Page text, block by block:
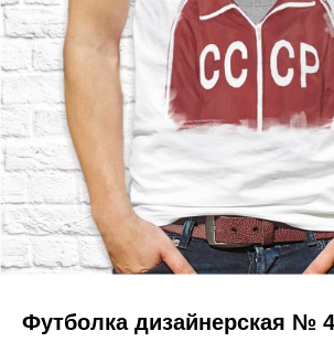
Футболка дизайнерская №